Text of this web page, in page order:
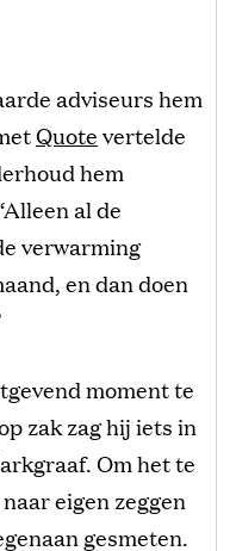
adviseurs hem
Quotevertelde
hem
al de
verwarming
en dan doen
moment te
zak zag hij iets in
Om het te
eigen zeggen
gesmeten.